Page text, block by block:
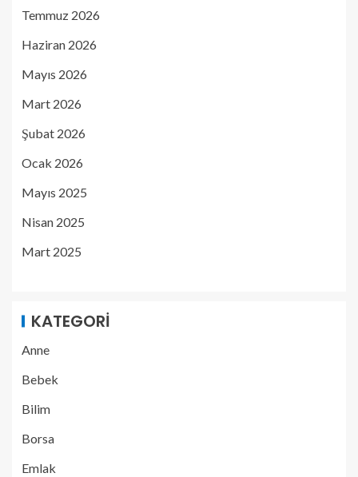
Temmuz 2026
Haziran 2026
Mayıs 2026
Mart 2026
Şubat 2026
Ocak 2026
Mayıs 2025
Nisan 2025
Mart 2025
KATEGORI
Anne
Bebek
Bilim
Borsa
Emlak